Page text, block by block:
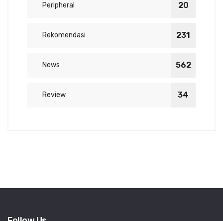
Peripheral 20
Rekomendasi 231
News 562
Review 34